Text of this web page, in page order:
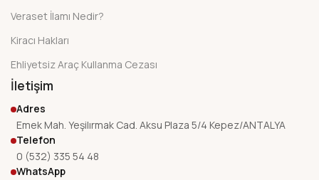
Veraset İlamı Nedir?
Kiracı Hakları
Ehliyetsiz Araç Kullanma Cezası
İletişim
Adres
Emek Mah. Yeşilırmak Cad. Aksu Plaza 5/4 Kepez/ANTALYA
Telefon
0 (532) 335 54 48
WhatsApp